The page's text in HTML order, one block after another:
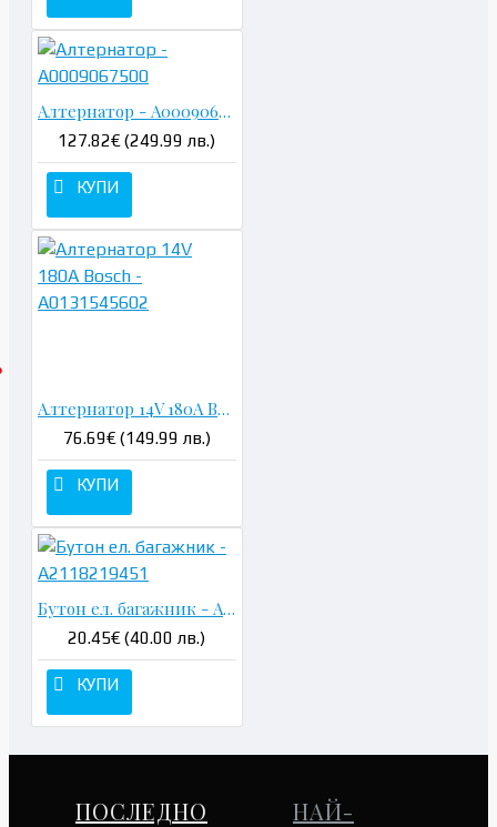
Алтернатор - A0009067500
127.82€ (249.99 лв.)
КУПИ
Алтернатор 14V 180A Bosch - A0131545602
76.69€ (149.99 лв.)
КУПИ
Бутон ел. багажник - A2118219451
20.45€ (40.00 лв.)
КУПИ
ПОСЛЕДНО
НАЙ-